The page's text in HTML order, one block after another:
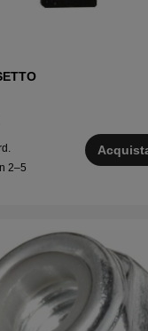
2–5